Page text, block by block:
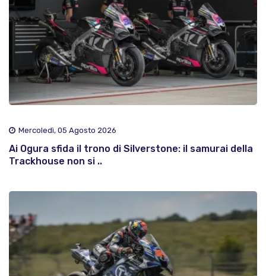
Mercoledì, 05 Agosto 2026
Ai Ogura sfida il trono di Silverstone: il samurai della
Trackhouse non si ..